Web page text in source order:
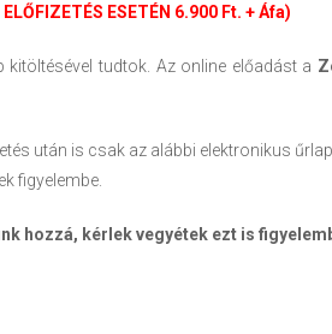
ESETÉN 6.900 Ft. + Áfa)
kitöltésével tudtok. Az online előadást a
után is csak az alábbi elektronikus űrlap
figyelembe.
hozzá, kérlek vegyétek ezt is